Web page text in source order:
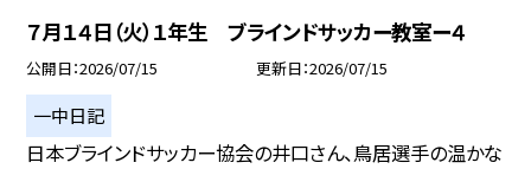
７月１４日（火）１年生 ブラインドサッカー教室ー４
公開日 2026/07/15 更新日 2026/07/15
一中日記
日本ブラインドサッカー協会の井口さん、鳥居選手の温かな